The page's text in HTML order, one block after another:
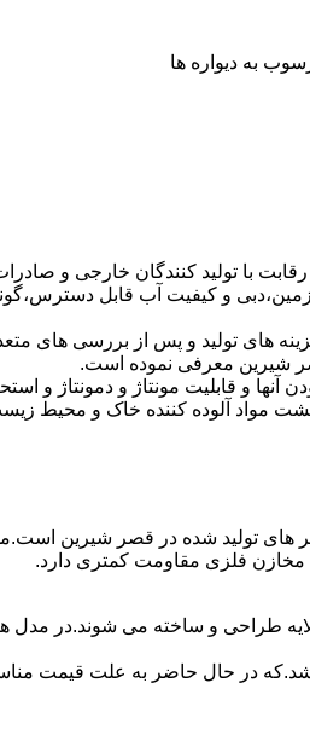
به دیواره ها
با تولید کنندگان خارجی و
و کیفیت آب قابل
های تولید و پس از بررسی های
شیرین معرفی نموده است.
مونتاژ و دمونتاژ و
آلوده کننده خاک و محیط زیست
های تولید شده در قصر شیرین
مخازن فلزی مقاومت کمتری دارد.
طراحی و ساخته می شوند.در مدل
در حال حاضر به علت قیمت